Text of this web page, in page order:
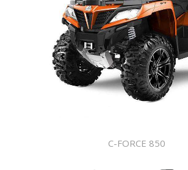
C-FORCE 850